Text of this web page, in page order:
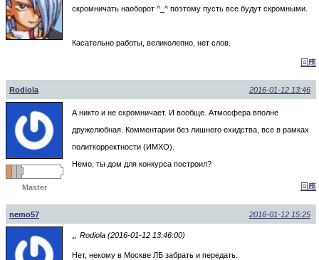
скромничать наоборот ^_^ поэтому пусть все будут скромными.
Касательно работы, великолепно, нет слов.
回應
Rodiola 2016-01-12 13:46
Master
А никто и не скромничает. И вообще. Атмосфера вполне
дружелюбная. Комментарии без лишнего ехидства, все в рамках
политкорректности (ИМХО).
Немо, ты дом для конкурса построил?
回應
nemo57 2016-01-12 15:25
↵ Rodiola (2016-01-12 13:46:00)
Нет, некому в Москве ЛБ забрать и передать.